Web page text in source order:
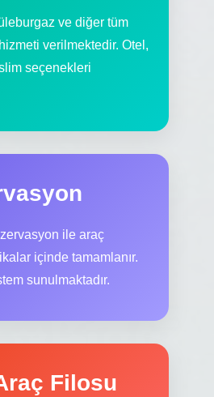
ve diğer tüm
verilmektedir. Otel,
seçenekleri
ile araç
içinde tamamlanır.
sunulmaktadır.
Filosu